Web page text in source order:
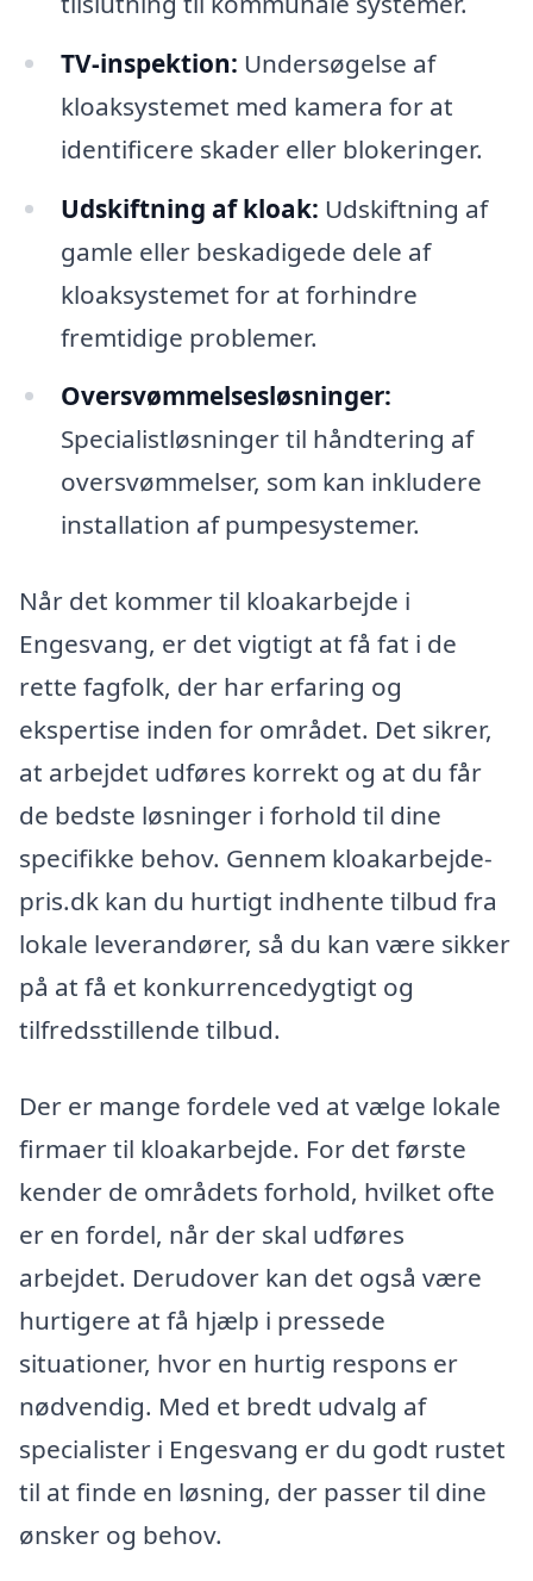
TV-inspektion: Undersøgelse af
kloaksystemet med kamera for at
identificere skader eller blokeringer.
Udskiftning af kloak: Udskiftning af
gamle eller beskadigede dele af
kloaksystemet for at forhindre
fremtidige problemer.
Oversvømmelsesløsninger:
Specialistløsninger til håndtering af
oversvømmelser, som kan inkludere
installation af pumpesystemer.
Når det kommer til kloakarbejde i
Engesvang, er det vigtigt at få fat i de
rette fagfolk, der har erfaring og
ekspertise inden for området. Det sikrer,
at arbejdet udføres korrekt og at du får
de bedste løsninger i forhold til dine
specifikke behov. Gennem kloakarbejde-
pris.dk kan du hurtigt indhente tilbud fra
lokale leverandører, så du kan være sikker
på at få et konkurrencedygtigt og
tilfredsstillende tilbud.
Der er mange fordele ved at vælge lokale
firmaer til kloakarbejde. For det første
kender de områdets forhold, hvilket ofte
er en fordel, når der skal udføres
arbejdet. Derudover kan det også være
hurtigere at få hjælp i pressede
situationer, hvor en hurtig respons er
nødvendig. Med et bredt udvalg af
specialister i Engesvang er du godt rustet
til at finde en løsning, der passer til dine
ønsker og behov.